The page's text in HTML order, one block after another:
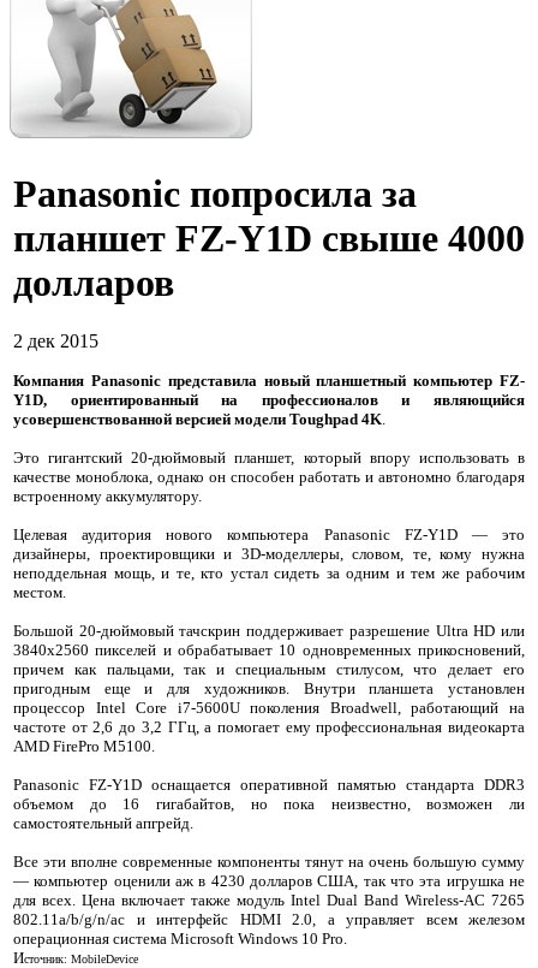
Panasonic попросила за
планшет FZ-Y1D свыше 4000
долларов
2 дек 2015
Компания Panasonic представила новый планшетный компьютер FZ-
Y1D, ориентированный на профессионалов и являющийся
усовершенствованной версией модели Toughpad 4K.
Это гигантский 20-дюймовый планшет, который впору использовать в
качестве моноблока, однако он способен работать и автономно благодаря
встроенному аккумулятору.
Целевая аудитория нового компьютера Panasonic FZ-Y1D — это
дизайнеры, проектировщики и 3D-моделлеры, словом, те, кому нужна
неподдельная мощь, и те, кто устал сидеть за одним и тем же рабочим
местом.
Большой 20-дюймовый тачскрин поддерживает разрешение Ultra HD или
3840х2560 пикселей и обрабатывает 10 одновременных прикосновений,
причем как пальцами, так и специальным стилусом, что делает его
пригодным еще и для художников. Внутри планшета установлен
процессор Intel Core i7-5600U поколения Broadwell, работающий на
частоте от 2,6 до 3,2 ГГц, а помогает ему профессиональная видеокарта
AMD FirePro M5100.
Panasonic FZ-Y1D оснащается оперативной памятью стандарта DDR3
объемом до 16 гигабайтов, но пока неизвестно, возможен ли
самостоятельный апгрейд.
Все эти вполне современные компоненты тянут на очень большую сумму
— компьютер оценили аж в 4230 долларов США, так что эта игрушка не
для всех. Цена включает также модуль Intel Dual Band Wireless-AC 7265
802.11a/b/g/n/ac и интерфейс HDMI 2.0, а управляет всем железом
операционная система Microsoft Windows 10 Pro.
Источник: MobileDevice